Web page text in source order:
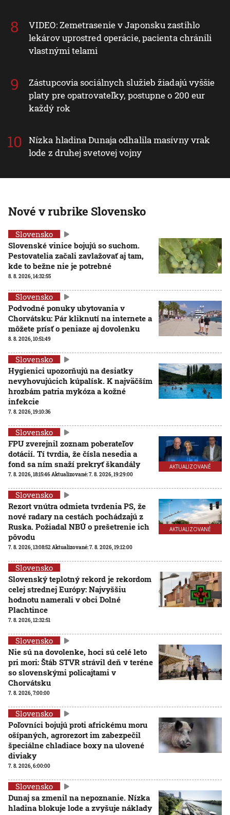
VIDEO: Zemetrasenie v Japonsku zastihlo
lekárov uprostred operácie, pacienta chránili
vlastnými telami
Zástupcovia sociálnych služieb žiadajú vyššie
platy pre opatrovateľky, postupne o 200 eur
každý rok
Nízka hladina Dunaja odhalila masívny vrak
lode z druhej svetovej vojny
Nové v rubrike Slovensko
Slovensko
Slovenské vinice bojujú so suchom.
Pestovatelia začali zavlažovať aj tam,
kde to bežne nie je potrebné
8. 8. 2026, 14:32:55
Slovensko
Podvodné ponuky ubytovania v
Chorvátsku: Pár kliknutí na internete a
môžete prísť o peniaze aj dovolenku
8. 8. 2026, 10:51:49
Slovensko
Hygienici upozorňujú na desiatky
nevyhovujúcich kúpalísk. K najväčším
hrozbám patria mykóza a kožné
infekcie
7. 8. 2026, 19:10:36
AKTUALIZOVANÉ
Slovensko
FPU zverejnil zoznam poberateľov
dotácií. Tí tvrdia, že čísla nesedia a
fond sa ním snaží prekryť škandály
7. 8. 2026, 18:15:46Aktualizované:7. 8. 2026, 19:29:00
AKTUALIZOVANÉ
Slovensko
Rezort vnútra odmieta tvrdenia PS, že
nové radary na cestách pochádzajú z
Ruska. Požiadal NBÚ o prešetrenie ich
pôvodu
7. 8. 2026, 13:08:52Aktualizované:7. 8. 2026, 19:12:00
Slovensko
Slovenský teplotný rekord je rekordom
celej strednej Európy: Najvyššiu
hodnotu namerali v obci Dolné
Plachtince
7. 8. 2026, 12:32:51
Slovensko
Nie sú na dovolenke, hoci sú celé leto
pri mori: Štáb STVR strávil deň v teréne
so slovenskými policajtami v
Chorvátsku
7. 8. 2026, 7:00:00
Slovensko
Poľovníci bojujú proti africkému moru
ošípaných, agrorezort im zabezpečil
špeciálne chladiace boxy na ulovené
diviaky
7. 8. 2026, 6:00:00
Slovensko
Dunaj sa zmenil na nepoznanie. Nízka
hladina blokuje lode a zvyšuje náklady